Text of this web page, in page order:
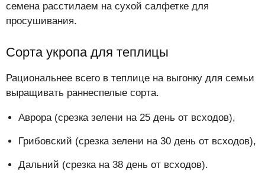
семена расстилаем на сухой салфетке для
просушивания.
Сорта укропа для теплицы
Рациональнее всего в теплице на выгонку для семьи
выращивать раннеспелые сорта.
Аврора (срезка зелени на 25 день от всходов),
Грибовский (срезка зелени на 30 день от всходов),
Дальний (срезка на 38 день от всходов).